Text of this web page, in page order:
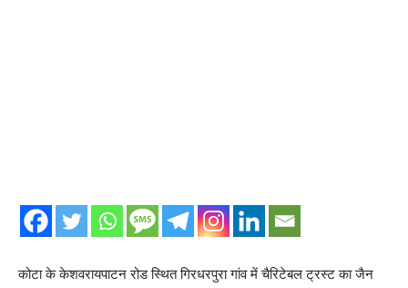
कोटा के केशवरायपाटन रोड स्थित गिरधरपुरा गांव में चैरिटेबल ट्रस्ट का जैन